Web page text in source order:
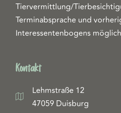
Tiervermittlung/
Terminabsprache und
Interessentenbogens
Kontakt
Lehmstraße 12
47059 Duisburg